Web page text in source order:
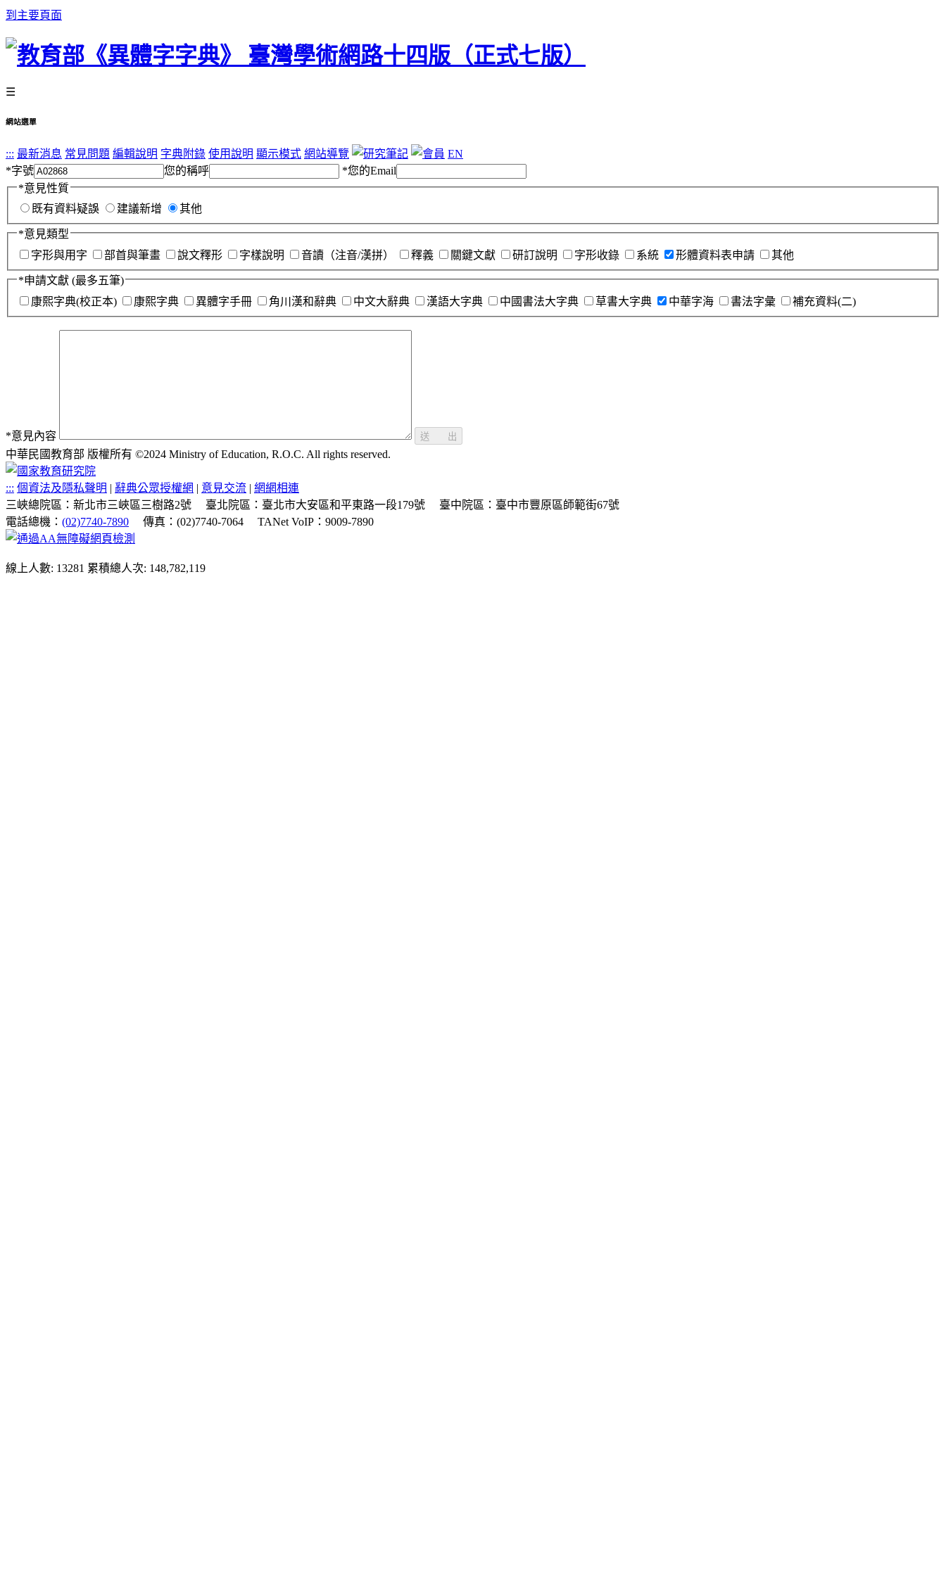
到主要頁面
☰
網站選單
::: 最新消息 常見問題 編輯說明 字典附錄 使用說明 顯示模式 網站導覽
EN
*字號 您的稱呼 *您的Email
*意見性質
既有資料疑誤
建議新增 其他
*意見類型
字形與用字
部首與筆畫 說文釋形 字樣說明 音讀（注音/漢拼） 釋義 關鍵文獻 研訂說明 字形收錄 系統 形體資料表申請 其他
*申請文獻 (最多五筆)
康熙字典(校正本)
康熙字典 異體字手冊 角川漢和辭典 中文大辭典 漢語大字典 中國書法大字典 草書大字典 中華字海 書法字彙 補充資料(二)
*意見內容 送 出
中華民國教育部 版權所有 ©2024 Ministry of Education, R.O.C. All rights reserved.
::: 個資法及隱私聲明 | 辭典公眾授權網 | 意見交流 | 網網相連
三峽總院區：新北市三峽區三樹路2號
臺北院區：臺北市大安區和平東路一段179號
臺中院區：臺中市豐原區師範街67號
電話總機： (02)7740-7890 傳真：(02)7740-7064 TANet VoIP：9009-7890
線上人數: 13281 累積總人次: 148,782,119